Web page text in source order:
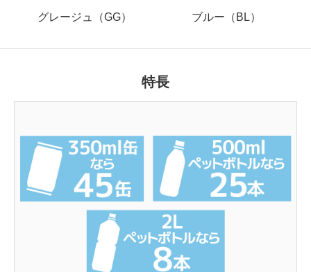
グレージュ（GG） ブルー（BL）
特長